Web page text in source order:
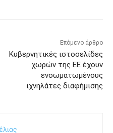
Επόμενο άρθρο
Κυβερνητικές ιστοσελίδες
χωρών της ΕΕ έχουν
ενσωματωμένους
ιχνηλάτες διαφήμισης